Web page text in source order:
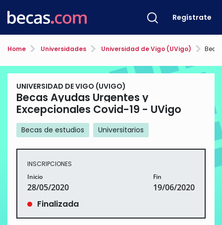
Regístrate
Home Universidades Universidad de Vigo (UVigo) Becas
UNIVERSIDAD DE VIGO (UVIGO)
Becas Ayudas Urgentes y
Excepcionales Covid-19 - UVigo
Becas de estudios Universitarios
INSCRIPCIONES
Inicio
28/05/2020
Fin
19/06/2020
Finalizada